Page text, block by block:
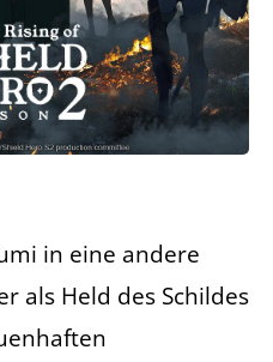
in eine andere
als Held des Schildes